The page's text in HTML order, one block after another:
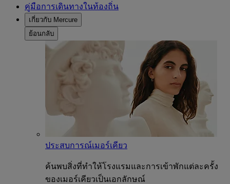
คู่มือการเดินทางในท้องถิ่น
เกี่ยวกับ Mercure
ย้อนกลับ
ประสบการณ์เมอร์เคียว
ค้นพบสิ่งที่ทำให้โรงแรมและการเข้าพักแต่ละครั้ง
ของเมอร์เคียวเป็นเอกลักษณ์